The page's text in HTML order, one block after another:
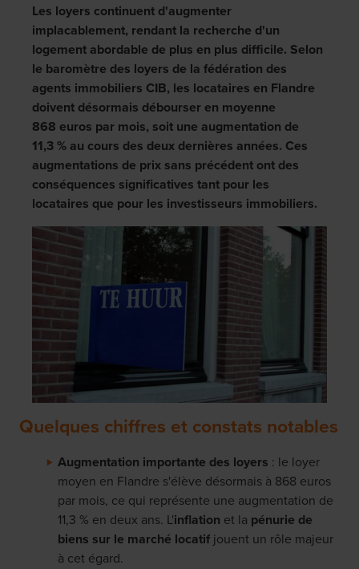
Les loyers continuent d'augmenter
implacablement, rendant la recherche d'un
logement abordable de plus en plus difficile. Selon
le baromètre des loyers de la fédération des
agents immobiliers CIB, les locataires en Flandre
doivent désormais débourser en moyenne
868 euros par mois, soit une augmentation de
11,3 % au cours des deux dernières années. Ces
augmentations de prix sans précédent ont des
conséquences significatives tant pour les
locataires que pour les investisseurs immobiliers.
Quelques chiffres et constats notables
Augmentation importante des loyers : le loyer
moyen en Flandre s'élève désormais à 868 euros
par mois, ce qui représente une augmentation de
11,3 % en deux ans. L'inflation et la pénurie de
biens sur le marché locatif jouent un rôle majeur
à cet égard.